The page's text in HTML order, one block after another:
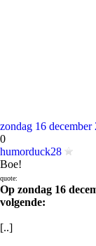
zondag 16
0
humorduck28
Boe!
quote:
Op zondag 16
volgende:
[..]